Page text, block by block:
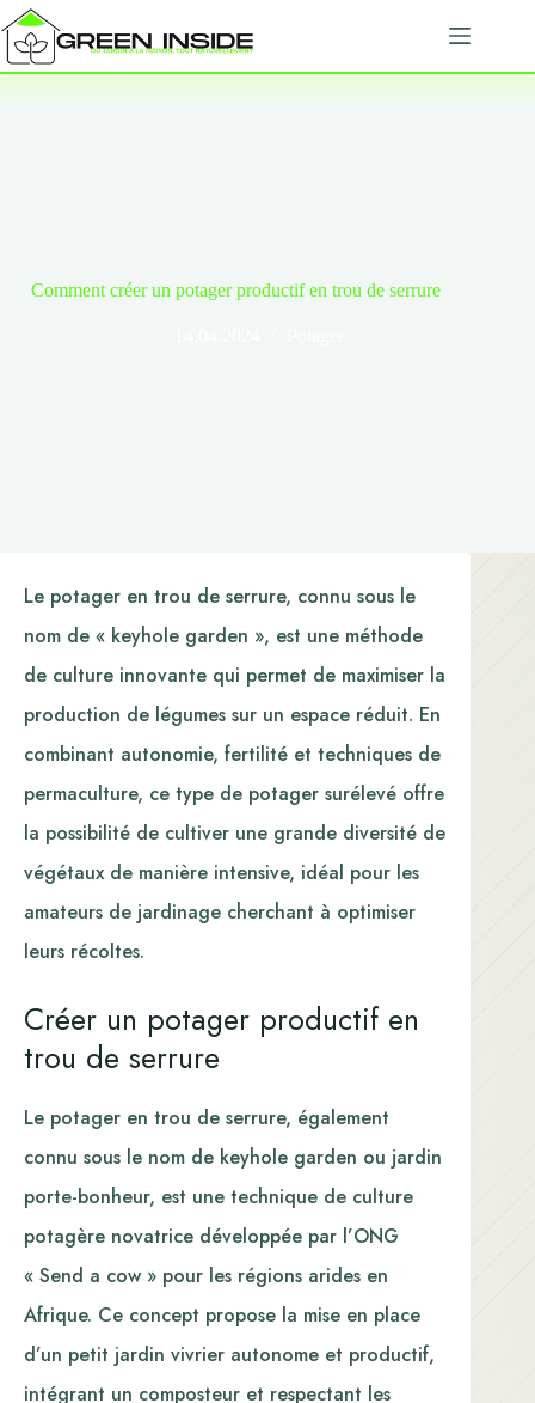
Passer
au
contenu
Comment créer un potager productif en trou de serrure
Le potager en trou de serrure, connu sous le
nom de « keyhole garden », est une méthode
de culture innovante qui permet de maximiser la
production de légumes sur un espace réduit. En
combinant autonomie, fertilité et techniques de
permaculture, ce type de potager surélevé offre
la possibilité de cultiver une grande diversité de
végétaux de manière intensive, idéal pour les
amateurs de jardinage cherchant à optimiser
leurs récoltes.
Créer un potager productif en
trou de serrure
Le potager en trou de serrure, également
connu sous le nom de keyhole garden ou jardin
porte-bonheur, est une technique de culture
potagère novatrice développée par l’ONG
« Send a cow » pour les régions arides en
Afrique. Ce concept propose la mise en place
d’un petit jardin vivrier autonome et productif,
intégrant un composteur et respectant les